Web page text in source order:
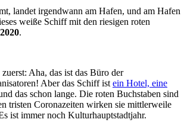
landet irgendwann am Hafen, und am Hafen
weiße Schiff mit den riesigen roten
.
Aha, das ist das Büro der
Aber das Schiff ist ein Hotel, eine
das schon lange. Die roten Buchstaben sind
tristen Coronazeiten wirken sie mittlerweile
ist immer noch Kulturhauptstadtjahr.